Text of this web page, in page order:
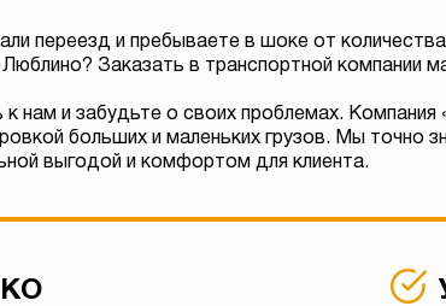
переезд и пребываете в шоке от
Люблино? Заказать в транспортной компании
к нам и забудьте о своих проблемах. Компания
больших и маленьких грузов. Мы точно
выгодой и комфортом для клиента.